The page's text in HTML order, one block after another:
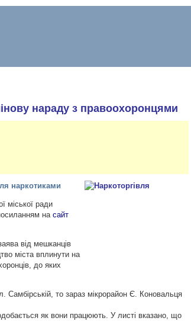
нараду з правоохоронцями
наркотиками
міської ради
насайт
від мешканців
міста вплинути на
до яких
то зараз мікрорайон Є. Коновальця
як вони працюють. У листі вказано, що